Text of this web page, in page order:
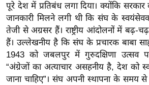
/
फै
श
न
घ
रे
पूरे देश में प्रतिबंध लगा दिया। क्योंकि सरकार
जानकारी मिलने लगी थी कि संघ के
तेजी से अग्रसर हैं। राष्ट्रीय आंदोलनों में बढ़-
हैं। उल्लेखनीय है कि संघ के प्रचारक बाबा
1943 को जबलपुर में गुरुदक्षिणा उत्सव
“अंग्रेजों का अत्याचार असहनीय है, देश को
जाना चाहिए”। संघ अपनी स्थापना के समय से